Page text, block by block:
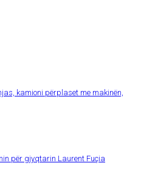
kamioni përplaset me makinën,
për gjyqtarin Laurent Fuçia